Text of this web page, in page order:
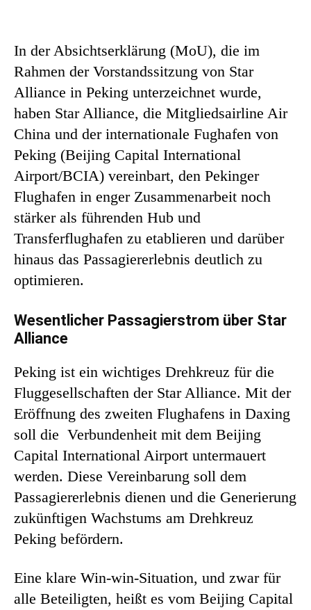
In der Absichtserklärung (MoU), die im
Rahmen der Vorstandssitzung von Star
Alliance in Peking unterzeichnet wurde,
haben Star Alliance, die Mitgliedsairline Air
China und der internationale Fughafen von
Peking (Beijing Capital International
Airport/BCIA) vereinbart, den Pekinger
Flughafen in enger Zusammenarbeit noch
stärker als führenden Hub und
Transferflughafen zu etablieren und darüber
hinaus das Passagiererlebnis deutlich zu
optimieren.
Wesentlicher Passagierstrom über Star
Alliance
Peking ist ein wichtiges Drehkreuz für die
Fluggesellschaften der Star Alliance. Mit der
Eröffnung des zweiten Flughafens in Daxing
soll die Verbundenheit mit dem Beijing
Capital International Airport untermauert
werden. Diese Vereinbarung soll dem
Passagiererlebnis dienen und die Generierung
zukünftigen Wachstums am Drehkreuz
Peking befördern.
Eine klare Win-win-Situation, und zwar für
alle Beteiligten, heißt es vom Beijing Capital